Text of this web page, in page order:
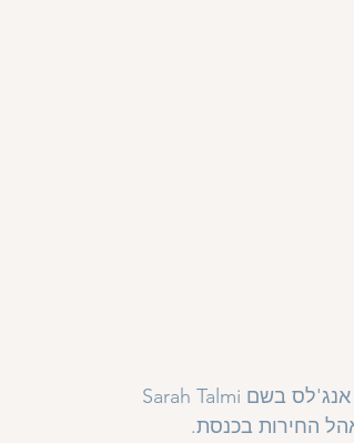
אנג'לס בשם Sarah Talmi
החירות בכנסת.